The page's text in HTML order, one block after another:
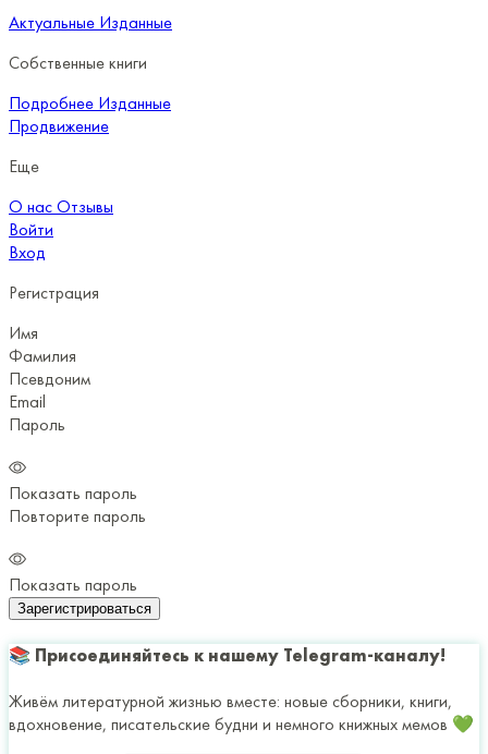
Актуальные Изданные
Собственные книги
Подробнее Изданные
Продвижение
Еще
О насОтзывы
Войти
Вход
Регистрация
Имя
Фамилия
Псевдоним
Email
Пароль
Показать пароль
Повторите пароль
Показать пароль
Зарегистрироваться
📚 Присоединяйтесь к нашему Telegram-каналу!
Живём литературной жизнью вместе: новые сборники, книги,
вдохновение, писательские будни и немного книжных мемов 💚